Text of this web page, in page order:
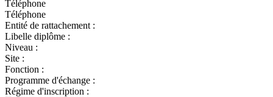
Téléphone
Téléphone
Entité de rattachement :
Libelle diplôme :
Niveau :
Site :
Fonction :
Programme d'échange :
Régime d'inscription :